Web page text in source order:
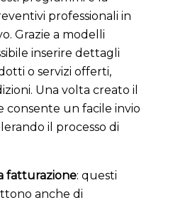
professionali in
Grazie a modelli
inserire dettagli
o servizi offerti,
Una volta creato il
consente un facile invio
il processo di
fatturazione: questi
anche di